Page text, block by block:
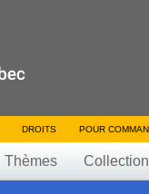
DROITS POUR
Thèmes